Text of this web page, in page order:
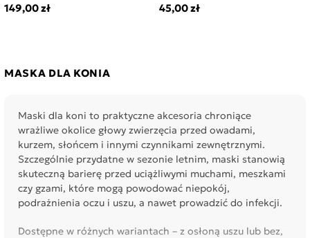
149,00 zł 45,00 zł
MASKA DLA KONIA
Maski dla koni to praktyczne akcesoria chroniące
wrażliwe okolice głowy zwierzęcia przed owadami,
kurzem, słońcem i innymi czynnikami zewnętrznymi.
Szczególnie przydatne w sezonie letnim, maski stanowią
skuteczną barierę przed uciążliwymi muchami, meszkami
czy gzami, które mogą powodować niepokój,
podrażnienia oczu i uszu, a nawet prowadzić do infekcji.
Dostępne w różnych wariantach – z osłoną uszu lub bez,